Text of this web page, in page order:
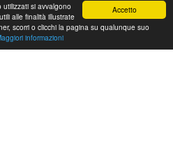
Accetto
si avvalgono
alle finalità illustrate
scorri o clicchi la pagina su qualunque suo
informazioni